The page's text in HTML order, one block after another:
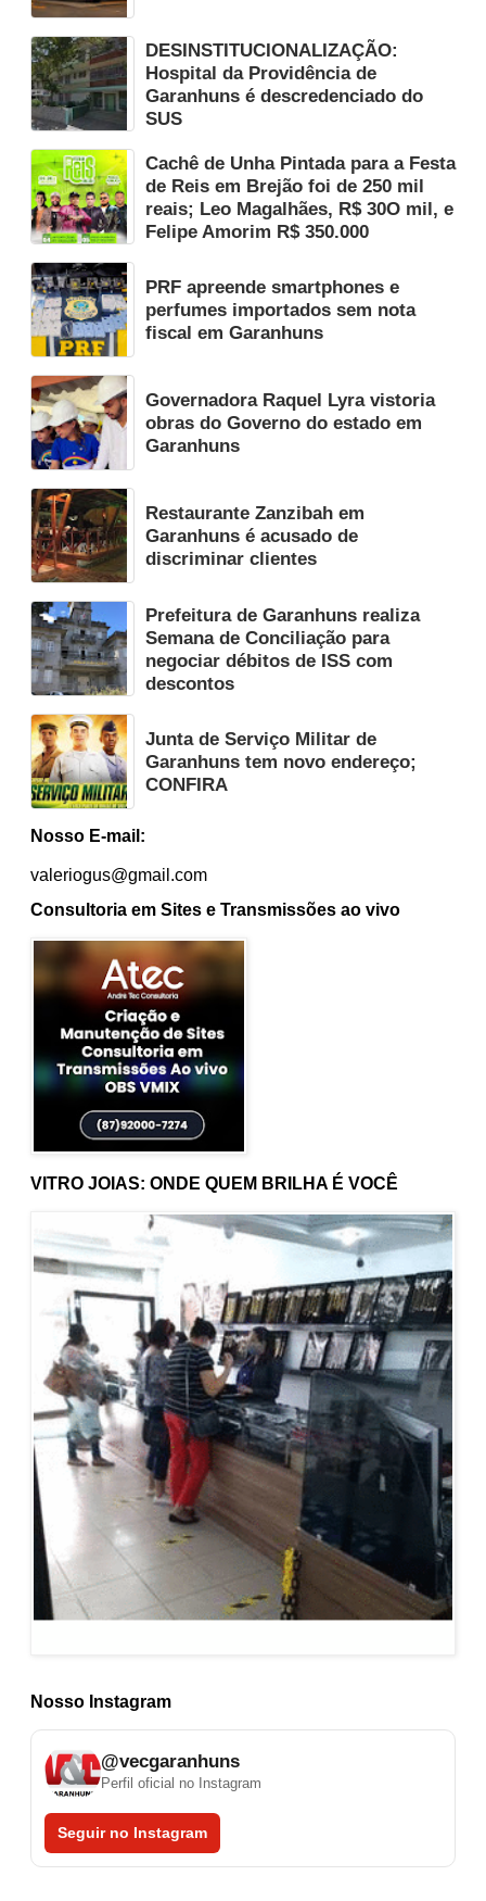
Nosso Instagram
@vecgaranhuns
Perfil oficial no Instagram
Seguir no Instagram
VITRO JOIAS: ONDE QUEM BRILHA É VOCÊ
DESINSTITUCIONALIZAÇÃO:
Hospital da Providência de
Garanhuns é descredenciado do
SUS
Cachê de Unha Pintada para a Festa
de Reis em Brejão foi de 250 mil
reais; Leo Magalhães, R$ 30O mil, e
Felipe Amorim R$ 350.000
PRF apreende smartphones e
perfumes importados sem nota
fiscal em Garanhuns
Governadora Raquel Lyra vistoria
obras do Governo do estado em
Garanhuns
Restaurante Zanzibah em
Garanhuns é acusado de
discriminar clientes
Prefeitura de Garanhuns realiza
Semana de Conciliação para
negociar débitos de ISS com
descontos
Junta de Serviço Militar de
Garanhuns tem novo endereço;
CONFIRA
Nosso E-mail:
valeriogus@gmail.com
Consultoria em Sites e Transmissões ao vivo